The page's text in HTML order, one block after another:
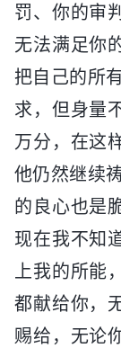
罚、你的审
无法满足你
把自己的所
求，但身量
万分，在这
他仍然继续
的良心也是
现在我不知
上我的所能
都献给你，
赐给，无论